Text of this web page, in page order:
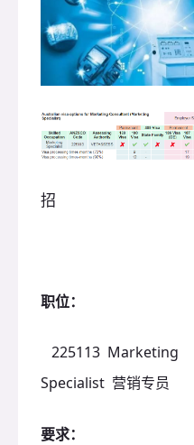
招
职位：
225113 Marketing
Specialist 营销专员
要求：